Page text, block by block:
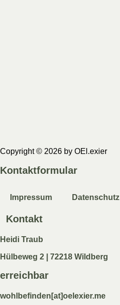
Copyright © 2026 by OEl.exier
Kontaktformular
Impressum Datenschutz
Kontakt
Heidi Traub
Hülbeweg 2 | 72218 Wildberg
erreichbar
wohlbefinden[at]oelexier.me